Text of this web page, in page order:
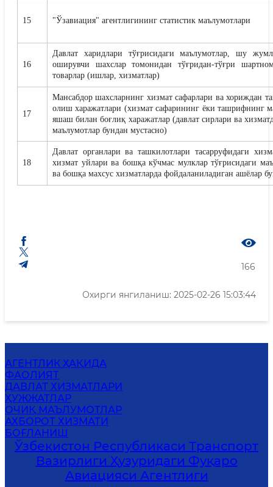
15 "Ўзавиация" агентлигининг статистик маълумотлари
16
Давлат харидлари тўғрисидаги маълумотлар, шу
оширувчи шахслар томонидан тўғридан-тўғри
товарлар (ишлар, хизматлар)
17
Мансабдор шахсларнинг хизмат сафарлари ва хориждан
олиш харажатлари (хизмат сафарининг ёки ташрифнинг
яшаш билан боғлиқ харажатлар (давлат сирлари ва
маълумотлар бундан мустасно)
18
Давлат органлари ва ташкилотлари тасарруфидаги
хизмат уйлари ва бошқа кўчмас мулклар тўғрисидаги
ва бошқа махсус хизматларда фойдаланиладиган ашёлар
166
Охирги янгиланиш: 2025-02-26 15:03:44
АГЕНТЛИК ҲАҚИДА
ФАОЛИЯТ
ДАВЛАТ ХИЗМАТЛАРИ
ҲУЖЖАТЛАР
ОЧИҚ МАЪЛУМОТЛАР
АХБОРОТ ХИЗМАТИ
БОҒЛАНИШ
Ўзбекистон Республикаси Транспорт
Вазирлиги Ҳузуридаги Фуқаро
Авиацияси Агентлиги